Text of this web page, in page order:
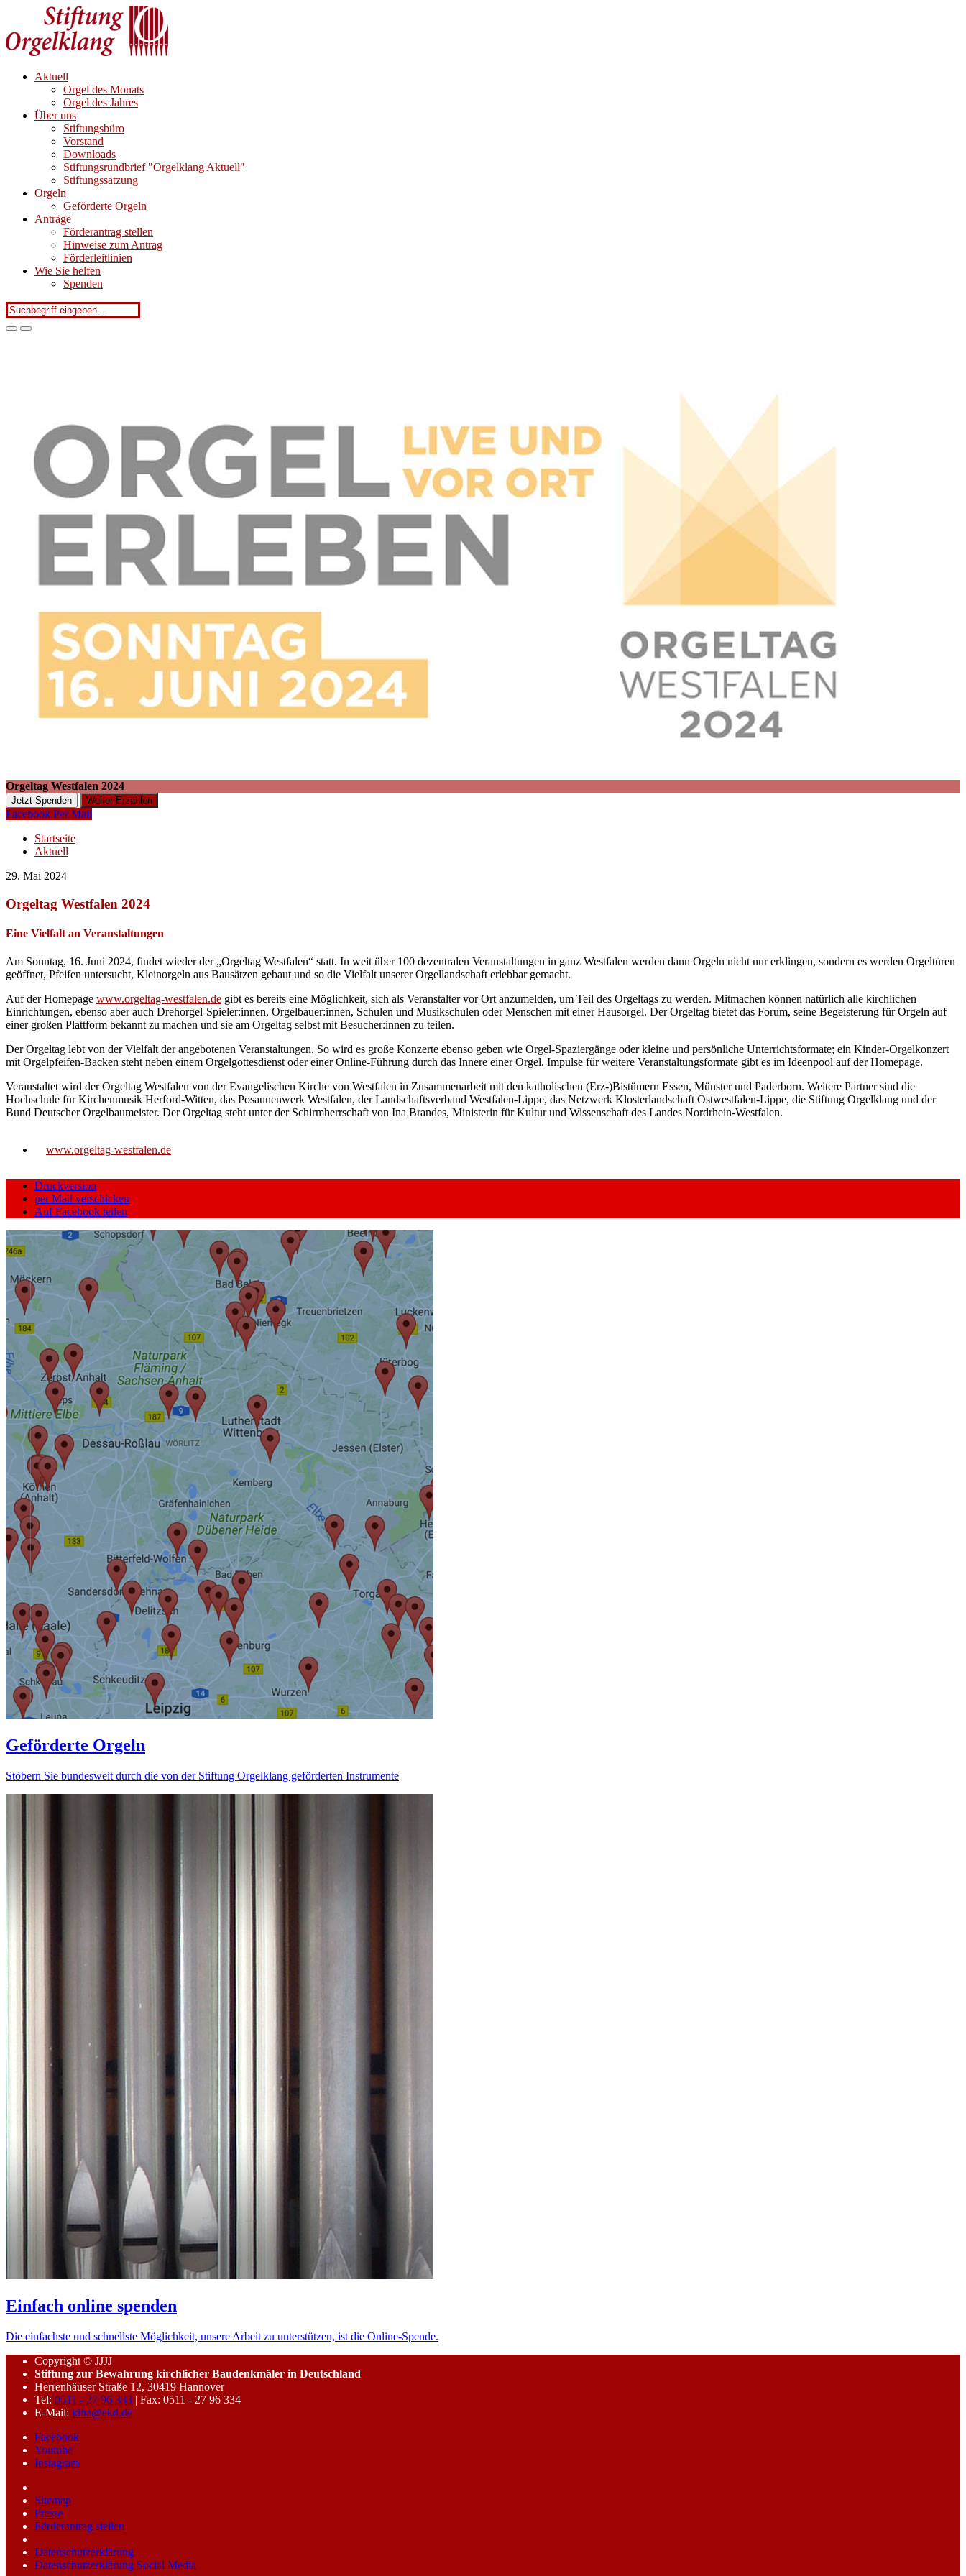
Aktuell
Orgel des Monats
Orgel des Jahres
Über uns
Stiftungsbüro
Vorstand
Downloads
Stiftungsrundbrief "Orgelklang Aktuell"
Stiftungssatzung
Orgeln
Geförderte Orgeln
Anträge
Förderantrag stellen
Hinweise zum Antrag
Förderleitlinien
Wie Sie helfen
Spenden
Orgeltag Westfalen 2024
Jetzt Spenden Weiter Erzählen
Facebook Per Mail
Startseite
Aktuell
29. Mai 2024
Orgeltag Westfalen 2024
Eine Vielfalt an Veranstaltungen
Am Sonntag, 16. Juni 2024, findet wieder der „Orgeltag Westfalen“ statt. In weit über 100 dezentralen Veranstaltungen in ganz Westfalen werden dann Orgeln nicht nur erklingen, sondern es werden Orgeltüren
geöffnet, Pfeifen untersucht, Kleinorgeln aus Bausätzen gebaut und so die Vielfalt unserer Orgellandschaft erlebbar gemacht.
Auf der Homepage www.orgeltag-westfalen.de gibt es bereits eine Möglichkeit, sich als Veranstalter vor Ort anzumelden, um Teil des Orgeltags zu werden. Mitmachen können natürlich alle kirchlichen
Einrichtungen, ebenso aber auch Drehorgel-Spieler:innen, Orgelbauer:innen, Schulen und Musikschulen oder Menschen mit einer Hausorgel. Der Orgeltag bietet das Forum, seine Begeisterung für Orgeln auf
einer großen Plattform bekannt zu machen und sie am Orgeltag selbst mit Besucher:innen zu teilen.
Der Orgeltag lebt von der Vielfalt der angebotenen Veranstaltungen. So wird es große Konzerte ebenso geben wie Orgel-Spaziergänge oder kleine und persönliche Unterrichtsformate; ein Kinder-Orgelkonzert
mit Orgelpfeifen-Backen steht neben einem Orgelgottesdienst oder einer Online-Führung durch das Innere einer Orgel. Impulse für weitere Veranstaltungsformate gibt es im Ideenpool auf der Homepage.
Veranstaltet wird der Orgeltag Westfalen von der Evangelischen Kirche von Westfalen in Zusammenarbeit mit den katholischen (Erz-)Bistümern Essen, Münster und Paderborn. Weitere Partner sind die
Hochschule für Kirchenmusik Herford-Witten, das Posaunenwerk Westfalen, der Landschaftsverband Westfalen-Lippe, das Netzwerk Klosterlandschaft Ostwestfalen-Lippe, die Stiftung Orgelklang und der
Bund Deutscher Orgelbaumeister. Der Orgeltag steht unter der Schirmherrschaft von Ina Brandes, Ministerin für Kultur und Wissenschaft des Landes Nordrhein-Westfalen.
www.orgeltag-westfalen.de
Druckversion
per Mail verschicken
Auf Facebook teilen
Geförderte Orgeln
Stöbern Sie bundesweit durch die von der Stiftung Orgelklang geförderten Instrumente
Einfach online spenden
Die einfachste und schnellste Möglichkeit, unsere Arbeit zu unterstützen, ist die Online-Spende.
Copyright © JJJJ
Stiftung zur Bewahrung kirchlicher Baudenkmäler in Deutschland
Herrenhäuser Straße 12, 30419 Hannover
Tel: 0511 - 27 96 333 | Fax: 0511 - 27 96 334
E-Mail: kiba@ekd.de
Facebook
Youtube
Instagram
Sitemap
Presse
Förderantrag stellen
Datenschutzerklärung
Datenschutzerklärung Social Media